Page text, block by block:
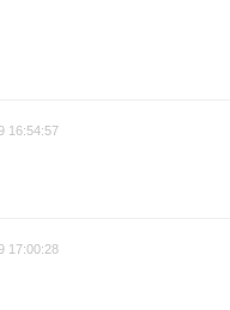
16:54:57
17:00:28